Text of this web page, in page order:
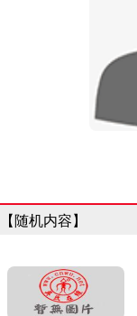
【随机内容】